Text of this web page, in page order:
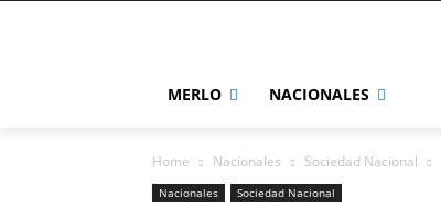
MERLO NACIONALES
Home Nacionales Sociedad Nacional
Nacionales Sociedad Nacional